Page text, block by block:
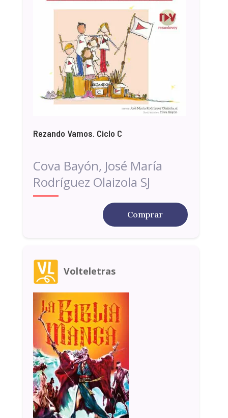
Rezando Vamos. Ciclo C
Cova Bayón, José María
Rodríguez Olaizola SJ
Comprar
Volteletras